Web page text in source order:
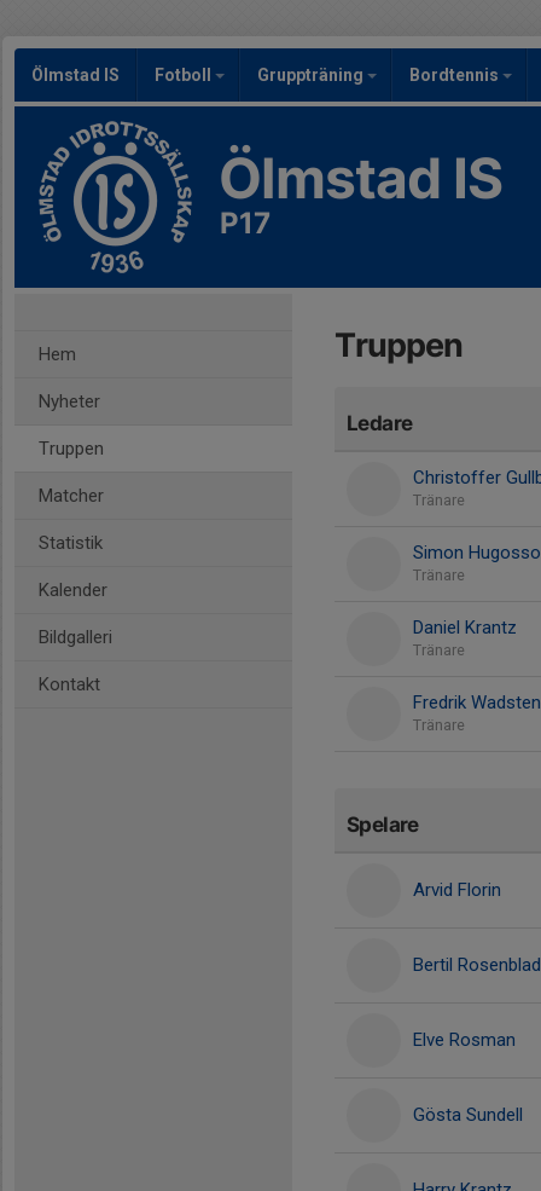
Ölmstad IS Fotboll Gruppträning Bordtennis
Ölmstad IS
P17
Hem
Nyheter
Truppen
Matcher
Statistik
Kalender
Bildgalleri
Kontakt
Truppen
Ledare
Christoffer
Tränare
Simon
Tränare
Daniel Krantz
Tränare
Fredrik Wadsten
Tränare
Spelare
Arvid Florin
Bertil Rosenblad
Elve Rosman
Gösta Sundell